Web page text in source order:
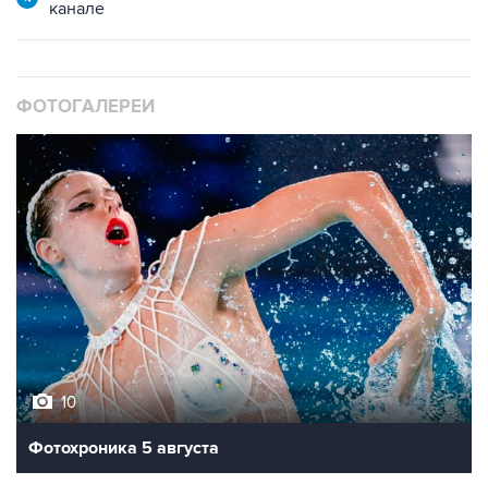
канале
ФОТОГАЛЕРЕИ
10
Фотохроника 5 августа